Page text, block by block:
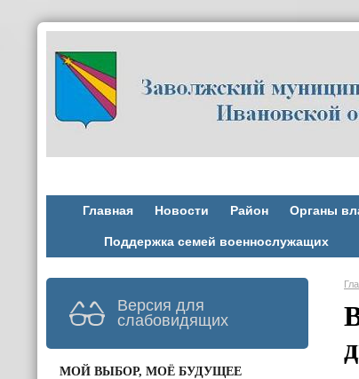
Главная Новости Район Органы
Поддержка семей военнослужащих
Версия для
слабовидящих
МОЙ ВЫБОР, МОЁ БУДУЩЕЕ